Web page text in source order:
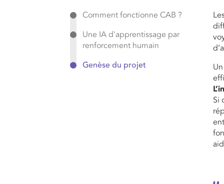
Comment fonctionne CAB ?
Une IA d'apprentissage par
renforcement humain
Genèse du projet
Si